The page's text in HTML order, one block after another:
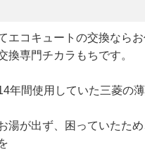
エコキュートの交換ならお
換専門チカラもちです。
年間使用していた三菱の
湯が出ず、困っていたた